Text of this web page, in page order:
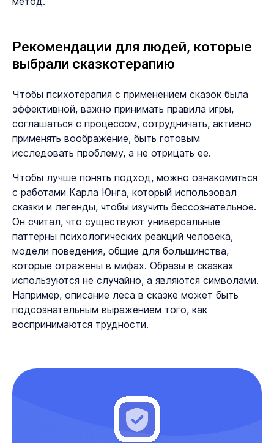
Рекомендации для людей, которые
выбрали сказкотерапию
Чтобы психотерапия с применением сказок была
эффективной, важно принимать правила игры,
соглашаться с процессом, сотрудничать, активно
применять воображение, быть готовым
исследовать проблему, а не отрицать ее.
Чтобы лучше понять подход, можно ознакомиться
с работами Карла Юнга, который использовал
сказки и легенды, чтобы изучить бессознательное.
Он считал, что существуют универсальные
паттерны психологических реакций человека,
модели поведения, общие для большинства,
которые отражены в мифах. Образы в сказках
используются не случайно, а являются символами.
Например, описание леса в сказке может быть
подсознательным выражением того, как
воспринимаются трудности.